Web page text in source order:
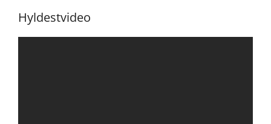
Hyldestvideo